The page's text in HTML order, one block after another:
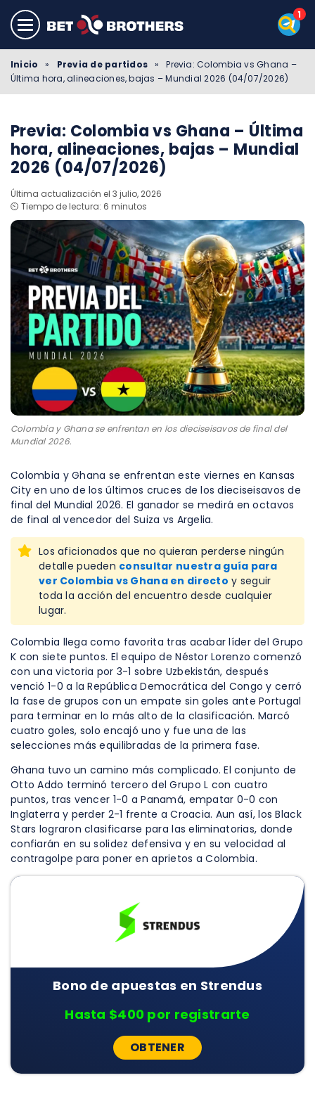
Inicio » Previa de partidos »
Previa: Colombia vs Ghana –
Última hora, alineaciones, bajas – Mundial 2026 (04/07/2026)
Previa: Colombia vs Ghana – Última
hora, alineaciones, bajas – Mundial
2026 (04/07/2026)
Última actualización el 3 julio, 2026
⏲️ Tiempo de lectura: 6 minutos
Colombia y Ghana se enfrentan en los dieciseisavos de final del
Mundial 2026.
Colombia y Ghana se enfrentan este viernes en Kansas
City en uno de los últimos cruces de los dieciseisavos de
final del Mundial 2026. El ganador se medirá en octavos
de final al vencedor del Suiza vs Argelia.
Los aficionados que no quieran perderse ningún
detalle pueden consultar nuestra guía para
ver Colombia vs Ghana en directo y seguir
toda la acción del encuentro desde cualquier
lugar.
Colombia llega como favorita tras acabar líder del Grupo
K con siete puntos. El equipo de Néstor Lorenzo comenzó
con una victoria por 3-1 sobre Uzbekistán, después
venció 1-0 a la República Democrática del Congo y cerró
la fase de grupos con un empate sin goles ante Portugal
para terminar en lo más alto de la clasificación. Marcó
cuatro goles, solo encajó uno y fue una de las
selecciones más equilibradas de la primera fase.
Ghana tuvo un camino más complicado. El conjunto de
Otto Addo terminó tercero del Grupo L con cuatro
puntos, tras vencer 1-0 a Panamá, empatar 0-0 con
Inglaterra y perder 2-1 frente a Croacia. Aun así, los Black
Stars lograron clasificarse para las eliminatorias, donde
confiarán en su solidez defensiva y en su velocidad al
contragolpe para poner en aprietos a Colombia.
Bono de apuestas en Strendus
Hasta $400 por registrarte
OBTENER